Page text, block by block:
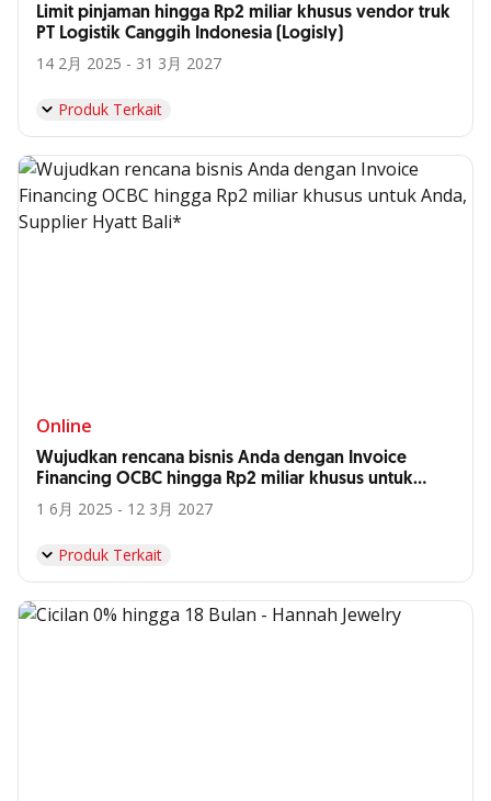
Limit pinjaman hingga Rp2 miliar khusus vendor truk
PT Logistik Canggih Indonesia (Logisly)
14 2月 2025 - 31 3月 2027
Produk Terkait
Online
Wujudkan rencana bisnis Anda dengan Invoice
Financing OCBC hingga Rp2 miliar khusus untuk
Anda, Supplier Hyatt Bali*
1 6月 2025 - 12 3月 2027
Produk Terkait